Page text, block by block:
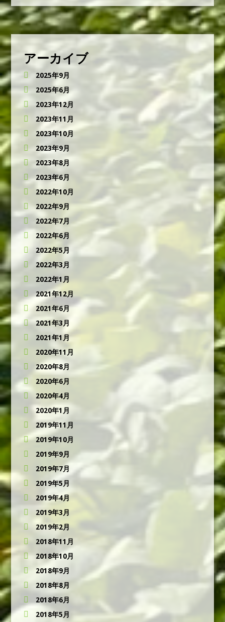
アーカイブ
2025年9月
2025年6月
2023年12月
2023年11月
2023年10月
2023年9月
2023年8月
2023年6月
2022年10月
2022年9月
2022年7月
2022年6月
2022年5月
2022年3月
2022年1月
2021年12月
2021年6月
2021年3月
2021年1月
2020年11月
2020年8月
2020年6月
2020年4月
2020年1月
2019年11月
2019年10月
2019年9月
2019年7月
2019年5月
2019年4月
2019年3月
2019年2月
2018年11月
2018年10月
2018年9月
2018年8月
2018年6月
2018年5月